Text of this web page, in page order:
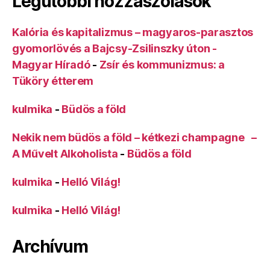
Kalória és kapitalizmus – magyaros-parasztos
gyomorlövés a Bajcsy-Zsilinszky úton -
Magyar Híradó- Zsír és kommunizmus: a
Tüköry étterem
kulmika - Büdös a föld
Nekik nem büdös a föld – kétkezi champagne –
A Művelt Alkoholista - Büdös a föld
kulmika - Helló Világ!
kulmika - Helló Világ!
Archívum